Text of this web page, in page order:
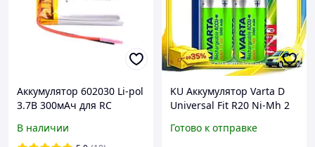
Аккумулятор 602030 Li-pol
3.7В 300мАч для RC
GPS электроники
В наличии
KU Аккумулятор Varta D
Universal Fit R20 Ni-Mh 2
электроники батарейки
Готово к отправке